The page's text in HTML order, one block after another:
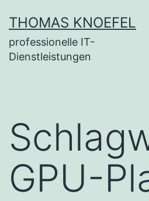
Inhalt
springen
THOMAS KNOEFEL
professionelle IT-
Dienstleistungen
GPU-